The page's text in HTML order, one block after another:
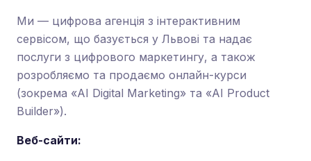
Ми — цифрова агенція з інтерактивним
сервісом, що базується у Львові та надає
послуги з цифрового маркетингу, а також
розробляємо та продаємо онлайн-курси
(зокрема «AI Digital Marketing» та «AI Product
Builder»).
Веб-сайти: